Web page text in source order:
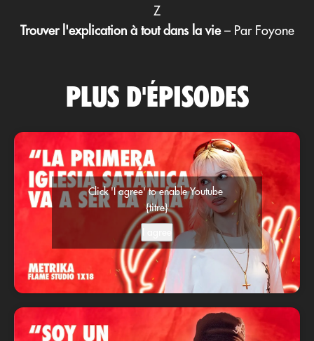
Z
Trouver l'explication à tout dans la vie– Par Foyone
PLUS D'ÉPISODES
Click 'I agree' to enable Youtube
{titre}